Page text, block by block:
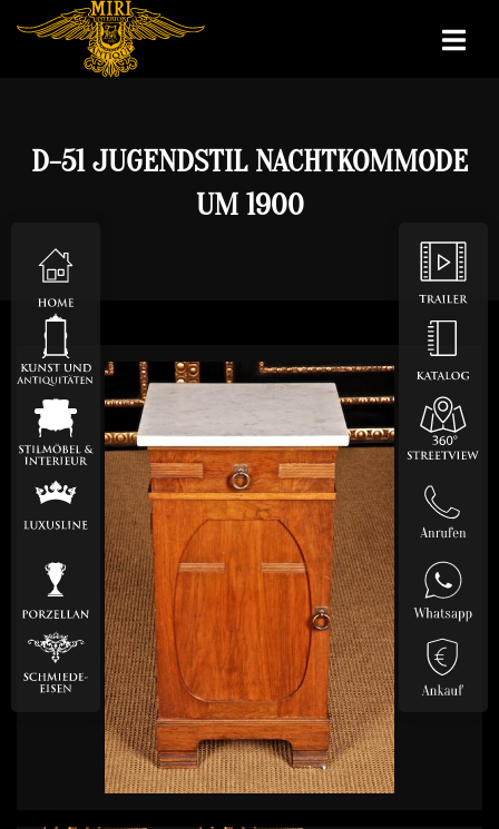
D-51 JUGENDSTIL NACHTKOMMODE
UM 1900